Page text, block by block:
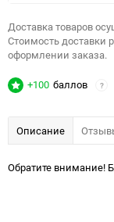
Доставка товаров
Стоимость доставки
оформлении заказа.
+100 баллов ?
Описание
Обратите внимание!